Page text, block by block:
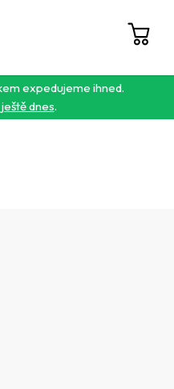
expedujeme ihned.
ještě dnes.
Hledat